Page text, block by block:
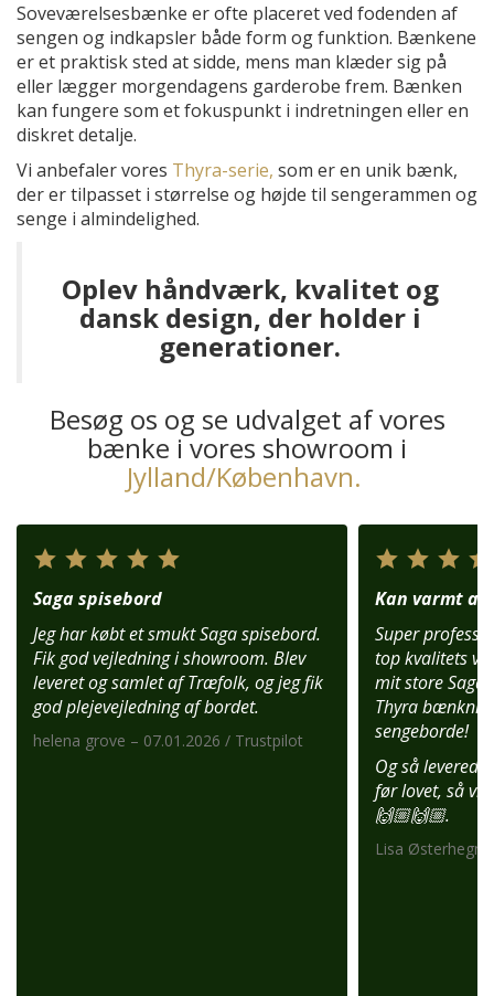
Soveværelsesbænke er ofte placeret ved fodenden af
sengen og indkapsler både form og funktion. Bænkene
er et praktisk sted at sidde, mens man klæder sig på
eller lægger morgendagens garderobe frem. Bænken
kan fungere som et fokuspunkt i indretningen eller en
diskret detalje.
Vi anbefaler vores Thyra-serie, som er en unik bænk,
der er tilpasset i størrelse og højde til sengerammen og
senge i almindelighed.
Oplev håndværk, kvalitet og
dansk design, der holder i
generationer.
Besøg os og se udvalget af vores
bænke i vores showroom i
Jylland/København.
Saga spisebord
Jeg har købt et smukt Saga spisebord.
Fik god vejledning i showroom. Blev
leveret og samlet af Træfolk, og jeg fik
god plejevejledning af bordet.
helena grove – 07.01.2026 / Trustpilot
Kan varmt
Super
top kvalitets
mit store Saga
Thyra
sengeborde!
Og så
før lovet, så vi
🙌🏼🙌🏼.
Lisa Østerhegn